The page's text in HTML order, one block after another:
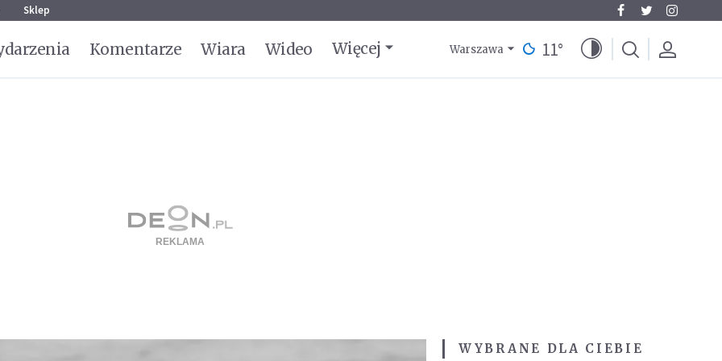
Sklep
Komentarze Wiara Wideo Więcej Warszawa 11°
WYBRANE DLA CIEBIE